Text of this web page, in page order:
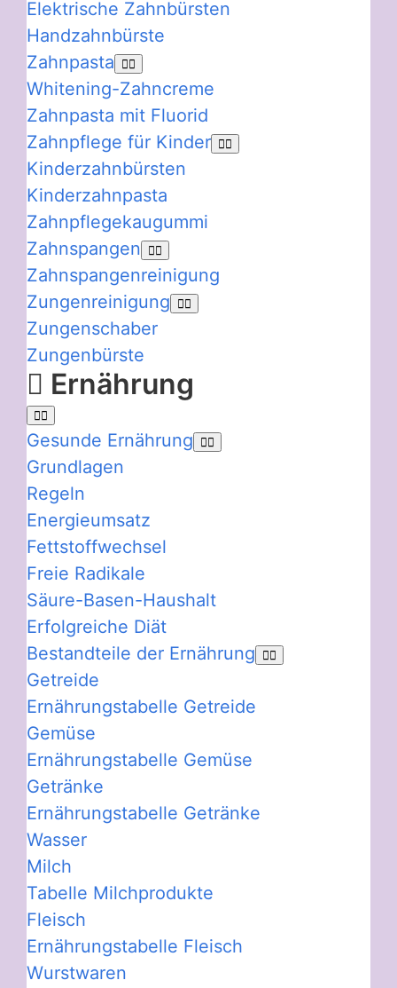
Elektrische Zahnbürsten
Handzahnbürste
Zahnpasta
Whitening-Zahncreme
Zahnpasta mit Fluorid
Zahnpflege für Kinder
Kinderzahnbürsten
Kinderzahnpasta
Zahnpflegekaugummi
Zahnspangen
Zahnspangenreinigung
Zungenreinigung
Zungenschaber
Zungenbürste
Ernährung
Gesunde Ernährung
Grundlagen
Regeln
Energieumsatz
Fettstoffwechsel
Freie Radikale
Säure-Basen-Haushalt
Erfolgreiche Diät
Bestandteile der Ernährung
Getreide
Ernährungstabelle Getreide
Gemüse
Ernährungstabelle Gemüse
Getränke
Ernährungstabelle Getränke
Wasser
Milch
Tabelle Milchprodukte
Fleisch
Ernährungstabelle Fleisch
Wurstwaren